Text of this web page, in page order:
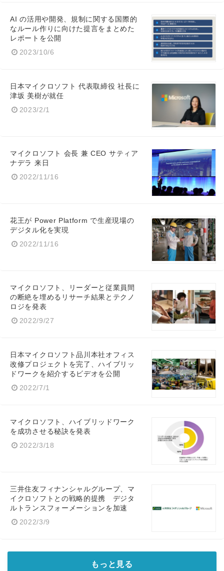
AI の活用や開発、規制に関する国際的
なルール作りに向けた提言をまとめた
レポートを公開
2023/10/6
日本マイクロソフト 代表取締役 社長に
津坂 美樹が就任
2023/2/1
マイクロソフト 会長 兼 CEO サティア
ナデラ 来日
2022/11/16
花王が Power Platform で生産現場の
デジタル化を実現
2022/11/16
マイクロソフト、リーダーと従業員間
の断絶を埋めるリサーチ結果とテクノ
ロジを発表
2022/9/27
日本マイクロソフト品川本社オフィス
改修プロジェクトを完了、ハイブリッ
ドワークを紹介するビデオを公開
2022/7/1
マイクロソフト、ハイブリッドワーク
を成功させる秘訣を発表
2022/3/18
三井住友フィナンシャルグループ、マ
イクロソフトとの戦略的提携 デジタ
ルトランスフォーメーションを加速
2022/3/9
もっと見る
English